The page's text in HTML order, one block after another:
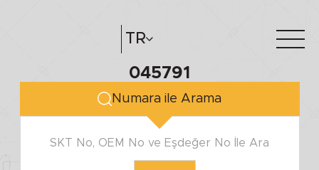
TR
Hakkımızda e-katalog
045791
Numara ile Arama
SKT No, OEM No ve Eşdeğer No İle Ara